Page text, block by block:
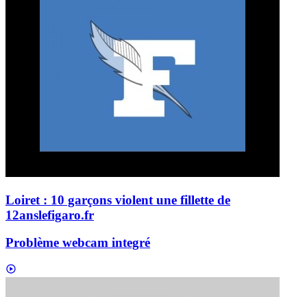
Loiret : 10 garçons violent une fillette de
12anslefigaro.fr
Problème webcam integré